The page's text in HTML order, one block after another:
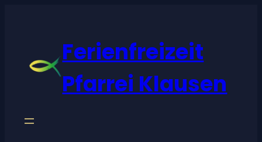
Ferienfreizeit
Pfarrei Klausen